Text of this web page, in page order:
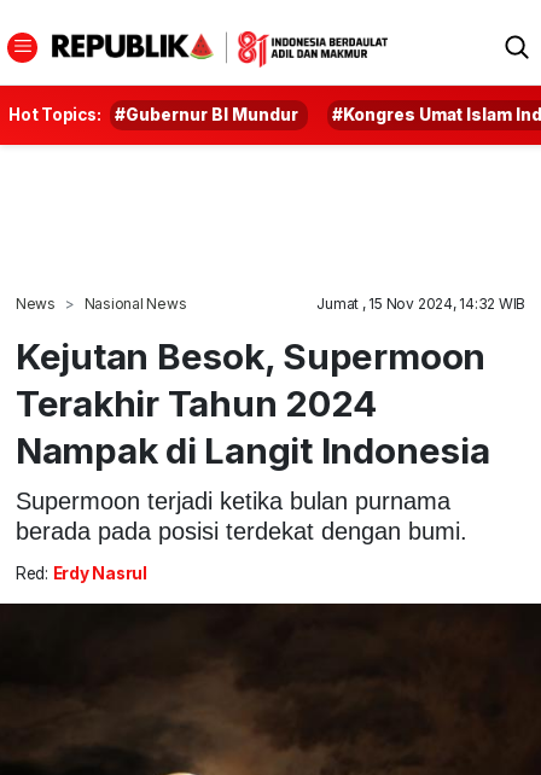
Hot Topics: #Gubernur BI Mundur #Kongres Umat Islam
News Nasional News Jumat , 15 Nov 2024, 14:32 WIB
Kejutan Besok, Supermoon
Terakhir Tahun 2024
Nampak di Langit Indonesia
Supermoon terjadi ketika bulan purnama
berada pada posisi terdekat dengan bumi.
Red: Erdy Nasrul